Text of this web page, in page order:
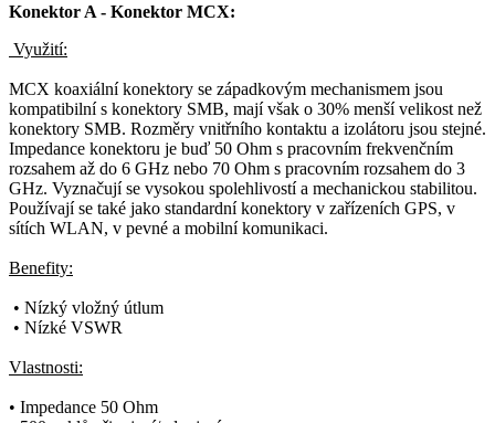
Konektor A - Konektor MCX:
Využití:
MCX koaxiálníkonektory se západkovým mechanismem jsou
kompatibilní s konektory SMB, mají však o 30% menší velikost než
konektory SMB. Rozměry vnitřního kontaktu a izolátoru jsou stejné.
Impedance konektoru je buď 50 Ohm s pracovním frekvenčním
rozsahem až do 6 GHz nebo 70 Ohm s pracovním rozsahem do 3
GHz. Vyznačují se vysokou spolehlivostí a mechanickou stabilitou.
Používají se také jako standardníkonektory v zařízeních GPS, v
sítích WLAN, v pevné a mobilní komunikaci.
Benefity:
• Nízký vložný útlum
• Nízké VSWR
Vlastnosti:
• Impedance 50 Ohm